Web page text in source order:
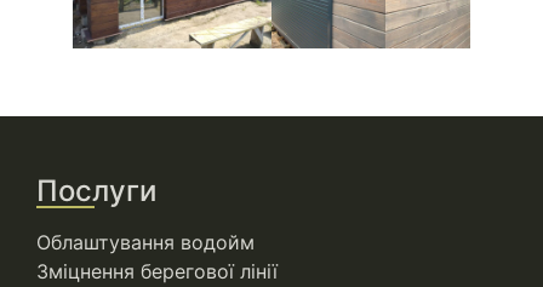
Послуги
Облаштування водойм
Зміцнення берегової лінії